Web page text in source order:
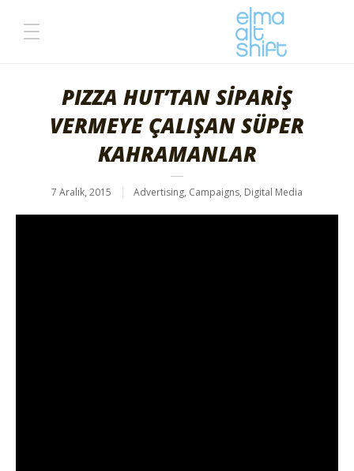
PIZZA HUT’TAN SİPARİŞ
VERMEYE ÇALIŞAN SÜPER
KAHRAMANLAR
7 Aralık, 2015 Advertising, Campaigns, Digital Media